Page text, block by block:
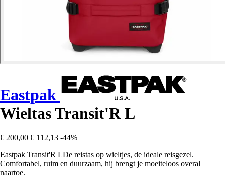
Eastpak
Wieltas Transit'R L
€ 200,00 € 112,13 -44%
Eastpak Transit'R LDe reistas op wieltjes, de ideale reisgezel.
Comfortabel, ruim en duurzaam, hij brengt je moeiteloos overal
naartoe.